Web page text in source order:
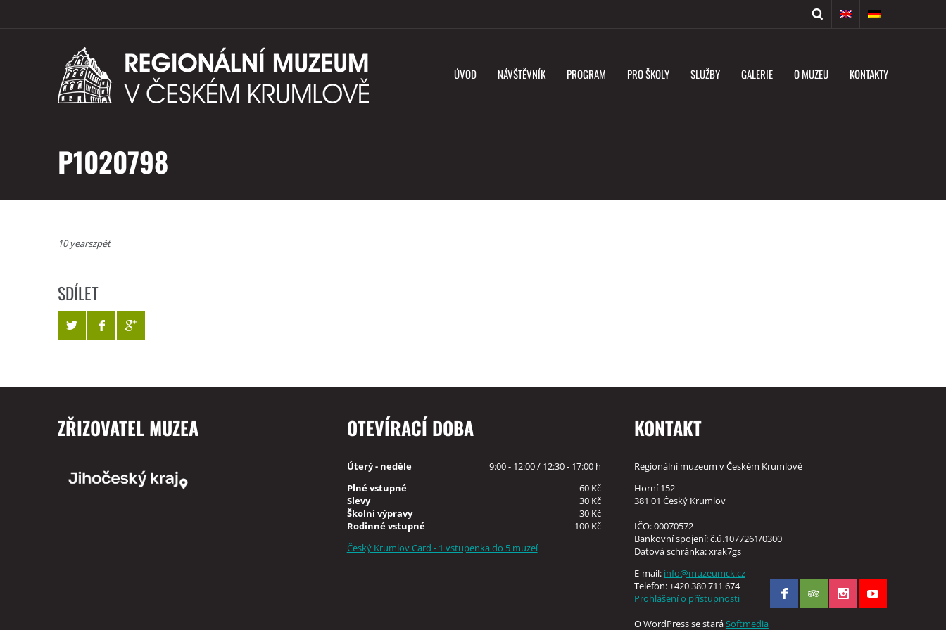
ÚVOD NÁVŠTĚVNÍK PROGRAM PRO ŠKOLY SLUŽBY GALERIE O MUZEU KONTAKTY
P1020798
10 yearszpět
SDÍLET
ZŘIZOVATEL MUZEA OTEVÍRACÍ DOBA
Úterý - neděle
9:00 - 12:00 / 12:30 - 17:00 h
Plné vstupné
60 Kč
Slevy
30 Kč
Školní výpravy
30 Kč
Rodinné vstupné
100 Kč
Český Krumlov Card - 1 vstupenka do 5 muzeí
KONTAKT
Regionální muzeum v Českém Krumlově
Horní 152
381 01 Český Krumlov
IČO: 00070572
Bankovní spojení: č.ú.1077261/0300
Datová schránka: xrak7gs
E-mail: info@muzeumck.cz
Telefon: +420 380 711 674
Prohlášení o přístupnosti
O WordPress se staráSoftmedia